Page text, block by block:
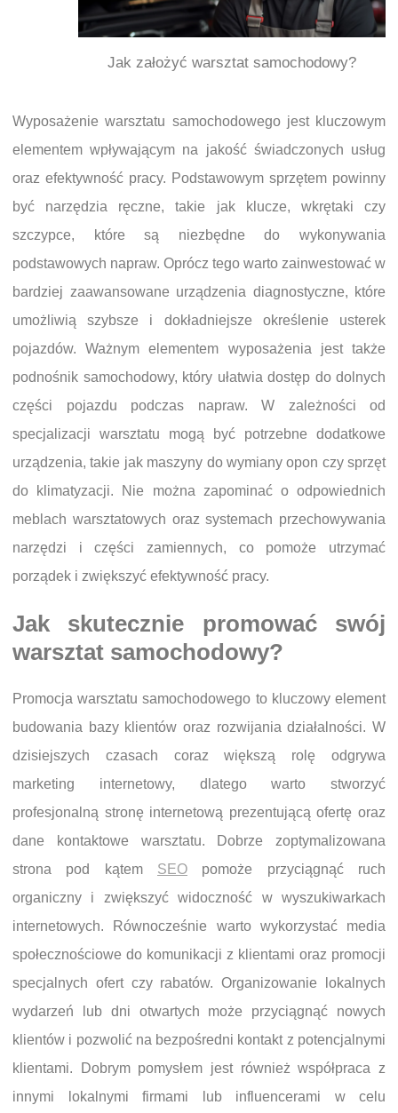
Jak założyć warsztat samochodowy?
Wyposażenie warsztatu samochodowego jest kluczowym
elementem wpływającym na jakość świadczonych usług
oraz efektywność pracy. Podstawowym sprzętem powinny
być narzędzia ręczne, takie jak klucze, wkrętaki czy
szczypce, które są niezbędne do wykonywania
podstawowych napraw. Oprócz tego warto zainwestować w
bardziej zaawansowane urządzenia diagnostyczne, które
umożliwią szybsze i dokładniejsze określenie usterek
pojazdów. Ważnym elementem wyposażenia jest także
podnośnik samochodowy, który ułatwia dostęp do dolnych
części pojazdu podczas napraw. W zależności od
specjalizacji warsztatu mogą być potrzebne dodatkowe
urządzenia, takie jak maszyny do wymiany opon czy sprzęt
do klimatyzacji. Nie można zapominać o odpowiednich
meblach warsztatowych oraz systemach przechowywania
narzędzi i części zamiennych, co pomoże utrzymać
porządek i zwiększyć efektywność pracy.
Jak skutecznie promować swój
warsztat samochodowy?
Promocja warsztatu samochodowego to kluczowy element
budowania bazy klientów oraz rozwijania działalności. W
dzisiejszych czasach coraz większą rolę odgrywa
marketing internetowy, dlatego warto stworzyć
profesjonalną stronę internetową prezentującą ofertę oraz
dane kontaktowe warsztatu. Dobrze zoptymalizowana
strona pod kątem SEO pomoże przyciągnąć ruch
organiczny i zwiększyć widoczność w wyszukiwarkach
internetowych. Równocześnie warto wykorzystać media
społecznościowe do komunikacji z klientami oraz promocji
specjalnych ofert czy rabatów. Organizowanie lokalnych
wydarzeń lub dni otwartych może przyciągnąć nowych
klientów i pozwolić na bezpośredni kontakt z potencjalnymi
klientami. Dobrym pomysłem jest również współpraca z
innymi lokalnymi firmami lub influencerami w celu